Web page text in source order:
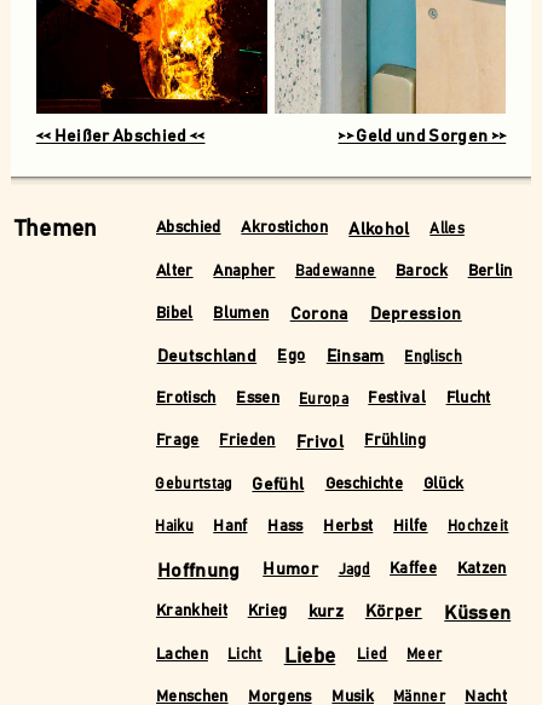
<< Heißer Abschied << >> Geld und Sorgen >>
Themen Abschied Akrostichon Alkohol Alles
Alter Anapher Badewanne Barock Berlin
Bibel Blumen Corona Depression
Deutschland Ego Einsam Englisch
Erotisch Essen Europa Festival Flucht
Frage Frieden Frivol Frühling
Geburtstag Gefühl Geschichte Glück
Haiku Hanf Hass Herbst Hilfe Hochzeit
Hoffnung Humor Jagd Kaffee Katzen
Krankheit Krieg kurz Körper Küssen
Lachen Licht Liebe Lied Meer
Menschen Morgens Musik Männer Nacht